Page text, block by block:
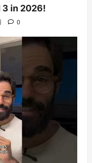
3 in 2026!
0